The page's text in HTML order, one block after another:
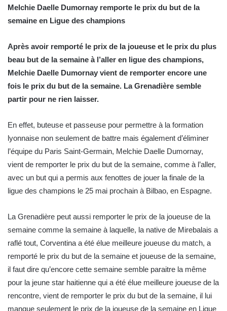
Melchie Daelle Dumornay remporte le prix du but de la
semaine en Ligue des champions
Après avoir remporté le prix de la joueuse et le prix du plus
beau but de la semaine à l’aller en ligue des champions,
Melchie Daelle Dumornay vient de remporter encore une
fois le prix du but de la semaine. La Grenadière semble
partir pour ne rien laisser.
En effet, buteuse et passeuse pour permettre à la formation
lyonnaise non seulement de battre mais également d’éliminer
l’équipe du Paris Saint-Germain, Melchie Daelle Dumornay,
vient de remporter le prix du but de la semaine, comme à l’aller,
avec un but qui a permis aux fenottes de jouer la finale de la
ligue des champions le 25 mai prochain à Bilbao, en Espagne.
La Grenadière peut aussi remporter le prix de la joueuse de la
semaine comme la semaine à laquelle, la native de Mirebalais a
raflé tout, Corventina a été élue meilleure joueuse du match, a
remporté le prix du but de la semaine et joueuse de la semaine,
il faut dire qu’encore cette semaine semble paraitre la même
pour la jeune star haitienne qui a été élue meilleure joueuse de la
rencontre, vient de remporter le prix du but de la semaine, il lui
manque seulement le prix de la joueuse de la semaine en Ligue